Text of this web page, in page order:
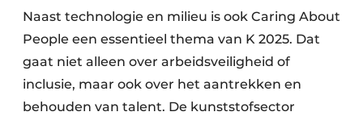
Naast technologie en milieu is ook Caring About
People een essentieel thema van K 2025. Dat
gaat niet alleen over arbeidsveiligheid of
inclusie, maar ook over het aantrekken en
behouden van talent. De kunststofsector